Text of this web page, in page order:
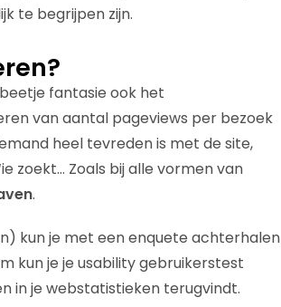
te begrijpen zijn.
fantasie ook het
van aantal pageviews per bezoek
heel tevreden is met de site,
zoekt… Zoals bij alle vormen van
.
kun je met een enquete achterhalen
kun je je usability gebruikerstest
in je webstatistieken terugvindt.